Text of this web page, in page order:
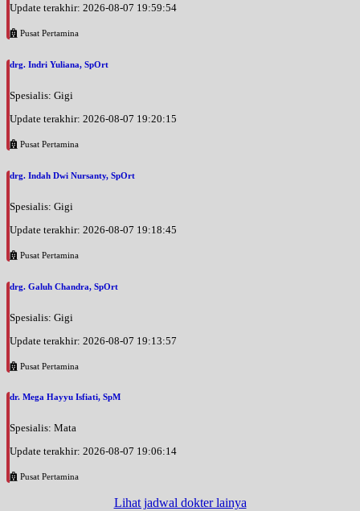
Update terakhir: 2026-08-07 19:59:54
Pusat Pertamina
drg. Indri Yuliana, SpOrt
Spesialis: Gigi
Update terakhir: 2026-08-07 19:20:15
Pusat Pertamina
drg. Indah Dwi Nursanty, SpOrt
Spesialis: Gigi
Update terakhir: 2026-08-07 19:18:45
Pusat Pertamina
drg. Galuh Chandra, SpOrt
Spesialis: Gigi
Update terakhir: 2026-08-07 19:13:57
Pusat Pertamina
dr. Mega Hayyu Isfiati, SpM
Spesialis: Mata
Update terakhir: 2026-08-07 19:06:14
Pusat Pertamina
Lihat jadwal dokter lainya